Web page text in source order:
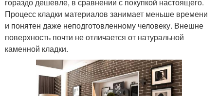
Процесс кладки материалов занимает меньше времени
и понятен даже неподготовленному человеку. Внешне
поверхность почти не отличается от натуральной
каменной кладки.